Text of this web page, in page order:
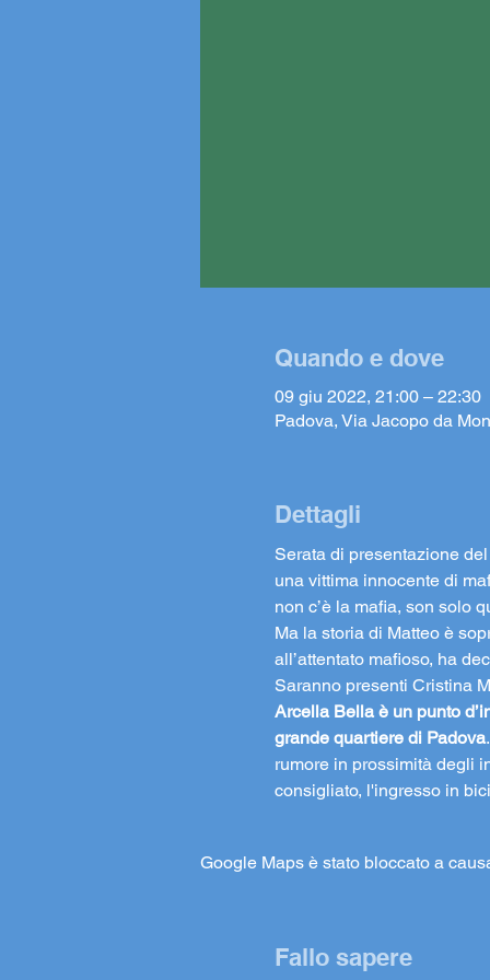
Quando e dove
09 giu 2022, 21:00 – 22:30
Padova, Via Jacopo da
Dettagli
Serata di presentazione
una vittima innocente di
non c’è la mafia, son solo
Ma la storia di Matteo è
all’attentato mafioso, ha
Saranno presenti Cristina
Arcella Bella è un punto
grande quartiere di Padova
rumore in prossimità degli
consigliato, l'ingresso in
Google Maps è stato bloccato a
Fallo sapere